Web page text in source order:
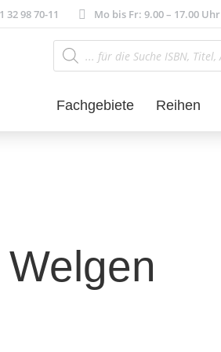
98 70-11 Mo bis Fr: 9.00 – 17.00 Uhr
Products
search
Fachgebiete Reihen